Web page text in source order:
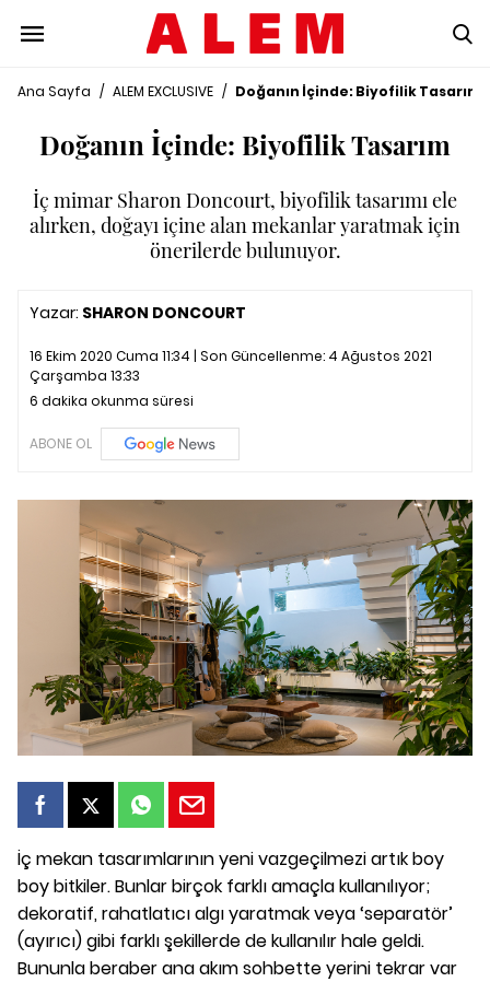
Ana Sayfa / ALEM EXCLUSIVE / Doğanın İçinde: Biyofilik Tasarım
Doğanın İçinde: Biyofilik Tasarım
İç mimar Sharon Doncourt, biyofilik tasarımı ele
alırken, doğayı içine alan mekanlar yaratmak için
önerilerde bulunuyor.
Yazar: SHARON DONCOURT
16 Ekim 2020 Cuma 11:34 | Son Güncellenme: 4 Ağustos 2021
Çarşamba 13:33
6 dakika okunma süresi
ABONE OL
İç mekan tasarımlarının yeni vazgeçilmezi artık boy
boy bitkiler. Bunlar birçok farklı amaçla kullanılıyor;
dekoratif, rahatlatıcı algı yaratmak veya ‘separatör’
(ayırıcı) gibi farklı şekillerde de kullanılır hale geldi.
Bununla beraber ana akım sohbette yerini tekrar var